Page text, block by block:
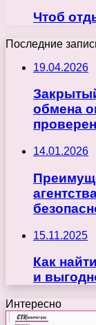
Чтоб
Последние
19.04.2026
обмена
14.01.2026
15.11.2025
Как
и
Интересно